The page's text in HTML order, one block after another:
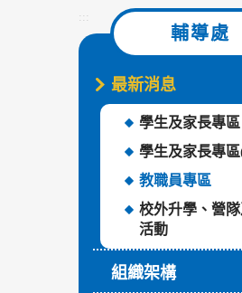
:::
輔導處
最新消息
學生及家長專區
學生及家長專
教職員專區
校外升學、營
活動
組織架構